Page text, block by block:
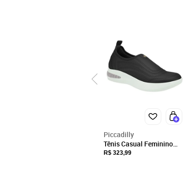
Piccadilly
Tênis Casual Feminino
SoftStep Preto Incolor
R$ 323,99